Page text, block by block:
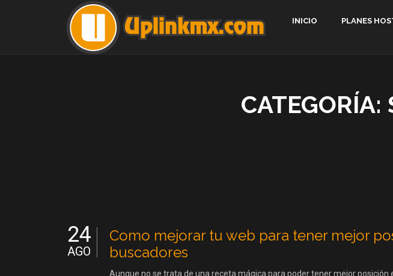
INICIO PLANES
CATEGORÍA:
Como mejorar tu web para tener mejor
buscadores
24
AGO
Aunque no se trata de una receta mágica para poder tener mejor posición